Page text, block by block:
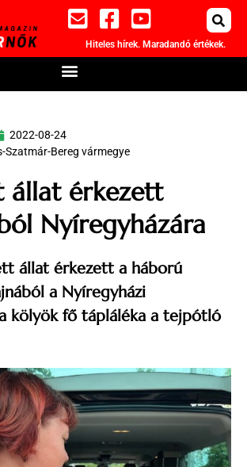
Hiteles hírek. Maradandó értékek.
2022-08-24
Szatmár-Bereg vármegye
érkezett
Nyíregyházára
állat érkezett a háború
a Nyíregyházi
kölyök fő tápláléka a tejpótló